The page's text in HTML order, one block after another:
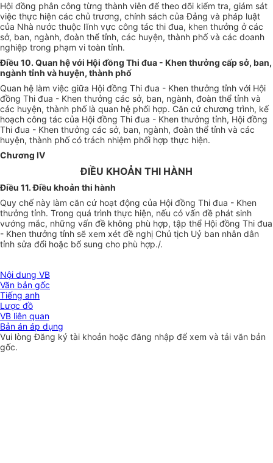
Hội đồng phân công từng thành viên để theo dõi kiểm tra, giám sát
việc thực hiện các chủ trương, chính sách của Đảng và pháp luật
của Nhà nước thuộc lĩnh vực công tác thi đua, khen thưởng ở các
sở, ban, ngành, đoàn thể tỉnh, các huyện, thành phố và các doanh
nghiệp trong phạm vi toàn tỉnh.
Điều 10. Quan hệ với Hội đồng Thi đua - Khen thưởng cấp sở, ban,
ngành tỉnh và huyện, thành phố
Quan hệ làm việc giữa Hội đồng Thi đua - Khen thưởng tỉnh với Hội
đồng Thi đua - Khen thưởng các sở, ban, ngành, đoàn thể tỉnh và
các huyện, thành phố là quan hệ phối hợp. Căn cứ chương trình, kế
hoạch công tác của Hội đồng Thi đua - Khen thưởng tỉnh, Hội đồng
Thi đua - Khen thưởng các sở, ban, ngành, đoàn thể tỉnh và các
huyện, thành phố có trách nhiệm phối hợp thực hiện.
Chương IV
ĐIỀU KHOẢN THI HÀNH
Điều 11. Điều khoản thi hành
Quy chế này làm căn cứ hoạt động của Hội đồng Thi đua - Khen
thưởng tỉnh. Trong quá trình thực hiện, nếu có vấn đề phát sinh
vướng mắc, những vấn đề không phù hợp, tập thể Hội đồng Thi đua
- Khen thưởng tỉnh sẽ xem xét đề nghị Chủ tịch Uỷ ban nhân dân
tỉnh sửa đổi hoặc bổ sung cho phù hợp./.
Nội dung VB
Văn bản gốc
Tiếng anh
Lược đồ
VB liên quan
Bản án áp dụng
Vui lòngĐăng ký tài khoản hoặc đăng nhập để xem và tải văn bản
gốc.